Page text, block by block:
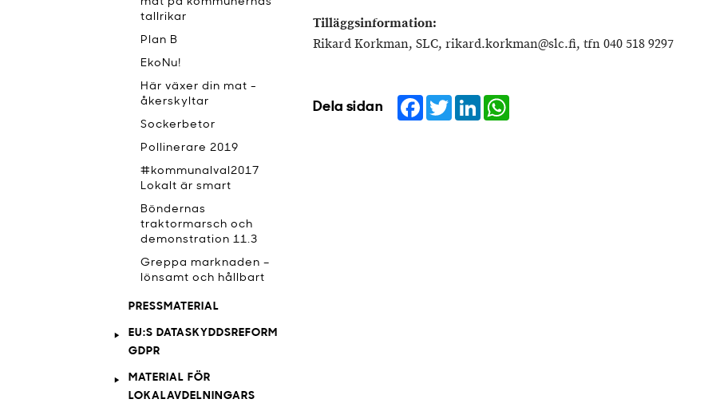
Tilläggsinformation:
Rikard Korkman, SLC, rikard.korkman@slc.fi, tfn 040 518 9297
Dela sidan Facebook
TwitterLinkedIn
tallrikar
Plan B
EkoNu!
Här växer din mat -
åkerskyltar
Sockerbetor
Pollinerare 2019
#kommunalval2017
Lokalt är smart
Böndernas
traktormarsch och
demonstration 11.3
Greppa marknaden –
lönsamt och hållbart
PRESSMATERIAL
EU:S DATASKYDDSREFORM
GDPR
MATERIAL FÖR
LOKALAVDELNINGARS